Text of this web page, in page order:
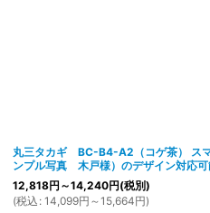
丸三タカギ BC-B4-A2（コゲ茶） ス
ンプル写真 木戸様）のデザイン対応可
12,818円 ～14,240円(税別)
(税込 : 14,099円 ～15,664円)